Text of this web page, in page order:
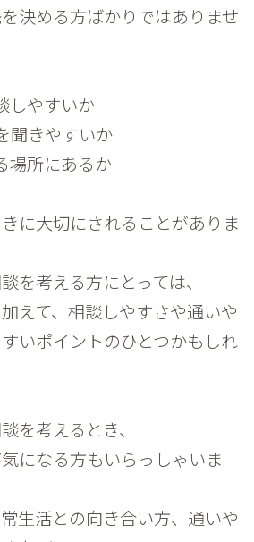
決める方ばかりではありませ
しやすいか
聞きやすいか
場所にあるか
に大切にされることがありま
を考える方にとっては、
えて、相談しやすさや通いや
いポイントのひとつかも しれ
を考えるとき、
になる方もいらっしゃいま
生活との向き合い方、通いや